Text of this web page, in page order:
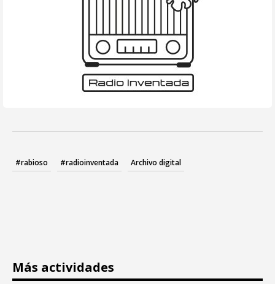
#rabioso #radioinventada Archivo digital
Más actividades